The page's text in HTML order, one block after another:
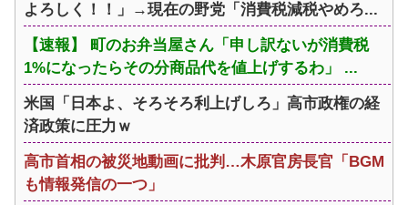
よろしく！！」→現在の野党「消費税減税やめろ...
【速報】 町のお弁当屋さん「申し訳ないが消費税
1%になったらその分商品代を値上げするわ」 ...
米国「日本よ、そろそろ利上げしろ」高市政権の経
済政策に圧力ｗ
高市首相の被災地動画に批判…木原官房長官「BGM
も情報発信の一つ」